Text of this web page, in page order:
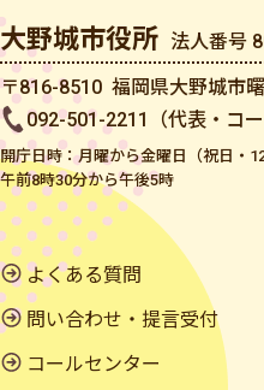
大野城市役所 法人番号
〒816-8510 福岡県大野城市
092-501-2211（代表・コ
開庁日時：月曜から金曜日（祝日・
午前8時30分から午後5時
よくある質問
問い合わせ・提言受付
コールセンター